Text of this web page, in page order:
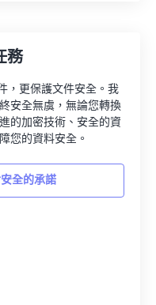
務
，更保護文件安全。我
安全無虞，無論您轉換
的加密技術、安全的資
您的資料安全。
全的承諾